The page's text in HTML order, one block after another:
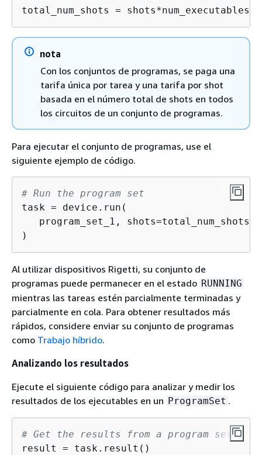
total_num_shots = shots*num_executables
nota
Con los conjuntos de programas, se paga una
tarifa única por tarea y una tarifa por shot
basada en el número total de shots en todos
los circuitos de un conjunto de programas.
Para ejecutar el conjunto de programas, use el
siguiente ejemplo de código.
# Run the program set
task = device.run(
   program_set_1, shots=total_num_shots,
)
Al utilizar dispositivos Rigetti, su conjunto de
programas puede permanecer en el estado RUNNING
mientras las tareas estén parcialmente terminadas y
parcialmente en cola. Para obtener resultados más
rápidos, considere enviar su conjunto de programas
como Trabajo híbrido.
Analizando los resultados
Ejecute el siguiente código para analizar y medir los
resultados de los ejecutables en un ProgramSet .
# Get the results from a program set
result = task.result()